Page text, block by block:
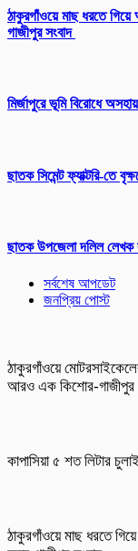
ঠাকুরগাঁওয়ে মাছ ধরতে
গাজীপুর সংবাদ
মির্জাপুরে ভূমি বিরোধে
ছাতক সিমেন্ট ফ্যাক্টরি-তে
ছাতক উপজেলা দলিল লেখক
সর্বশেষ আপডেট
জনপ্রিয় পোস্ট
ঠাকুরগাঁওয়ে
আরও এক কিশোর-গাজীপুর
কাপাসিয়া ৫ শত লিটার
ঠাকুরগাঁওয়ে মাছ ধরতে